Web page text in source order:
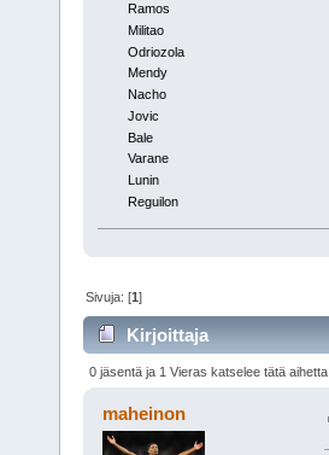
Ramos
Militao
Odriozola
Mendy
Nacho
Jovic
Bale
Varane
Lunin
Reguilon
Sivuja: [1]
Kirjoittaja
0 jäsentä ja 1 Vieras katselee tätä aihetta.
maheinon